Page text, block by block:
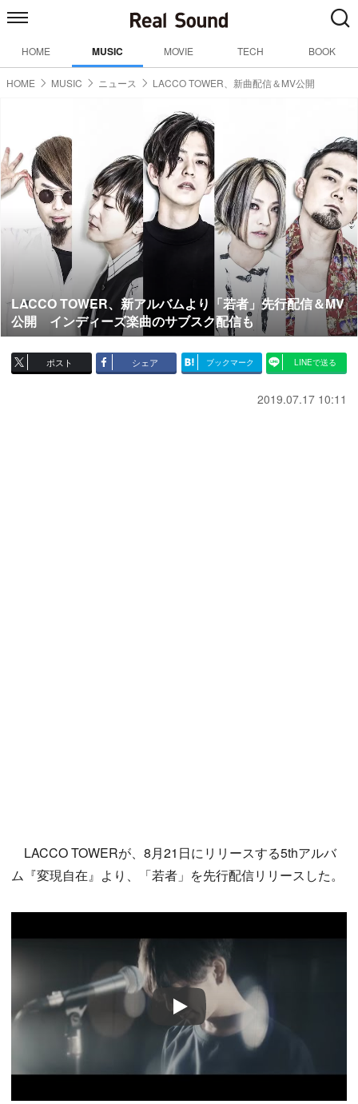
HOME MUSIC MOVIE TECH BOOK
HOME MUSIC ニュース LACCO TOWER、新曲配信＆MV公開
LACCO TOWER、新アルバムより「若者」先行配信＆MV
公開 インディーズ楽曲のサブスク配信も
ポスト シェア ブックマーク LINEで送る
2019.07.17 10:11
LACCO TOWERが、8月21日にリリースする5thアルバ
ム『変現自在』より、「若者」を先行配信リリースした。
Play